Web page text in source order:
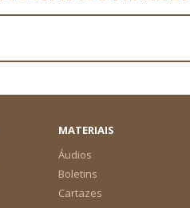
MATERIAIS
Áudios
Boletins
Cartazes